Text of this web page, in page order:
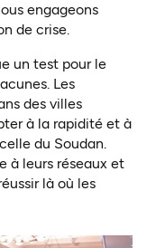
engageons
de crise.
un test pour le
Les
des villes
à la rapidité et à
du Soudan.
à leurs réseaux et
là où les